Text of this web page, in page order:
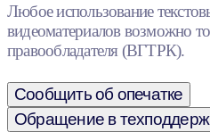
Любое использование
видеоматериалов возможно
правообладателя (ВГТРК).
Сообщить об опечатке
Обращение в